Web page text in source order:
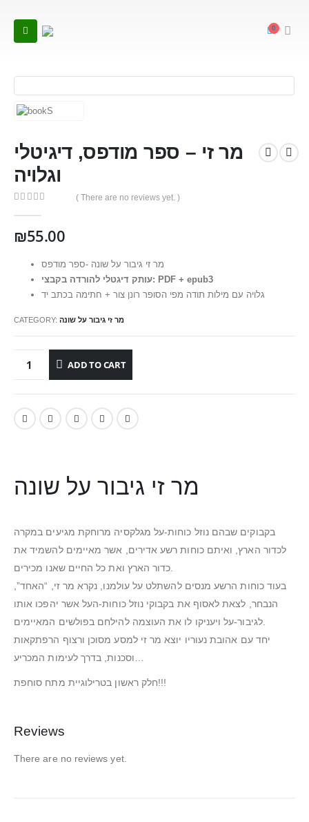
0
מר זי – ספר מודפס, דיגיטלי
וגלויה
( There are no reviews yet. )
₪55.00
מר זי גיבור על שונה -ספר מודפס
עותק דיגטלי להורדה בקבצי: PDF + epub3
גלויה עם מילות תודה מפי הסופר רונן צור + חתימה בכתב יד
CATEGORY: מר זי גיבור על שונה
ADD TO CART
מר זי גיבור על שונה
בקבוקים שבהם נוזל כוחות-על מגלקסיה מרוחקת מגיעים במקרה
לכדור הארץ, ואיתם כוחות רשע אדירים, אשר מאיימים להשמיד את
כדור הארץ ואת כל החיים שאנו מכירים.
בעוד כוחות הרשע מנסים להשתלט על עולמנו, נקרא מר זי, “האחד”,
הנבחר, לצאת לאסוף את בקבוקי נוזל כוחות-העל אשר יהפכו אותו
לגיבור-על ויעניקו לו את העוצמה להילחם בפולשים המאיימים.
יחד עם אהובת נעוריו יוצא מר זי למסע מסוכן ורצוף הרפתקאות
וסכנות, בדרך לעימות המכריע…
חלק ראשון בטרילוגיית מתח סוחפת!!!
Reviews
There are no reviews yet.